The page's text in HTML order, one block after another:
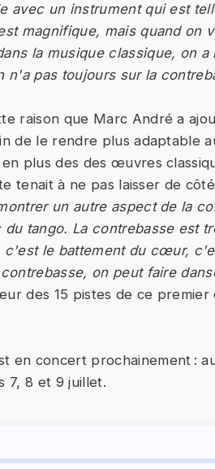
avec un instrument qui est
magnifique, mais quand on
la musique classique, on
n'a pas toujours sur la
raison que Marc André a
de le rendre plus adaptable
plus des des œuvres
tenait à ne pas laisser de
un autre aspect de la
du tango. La contrebasse est
le battement du cœur,
on peut faire
des 15 pistes de ce premier
en concert prochainement :
7, 8 et 9 juillet.